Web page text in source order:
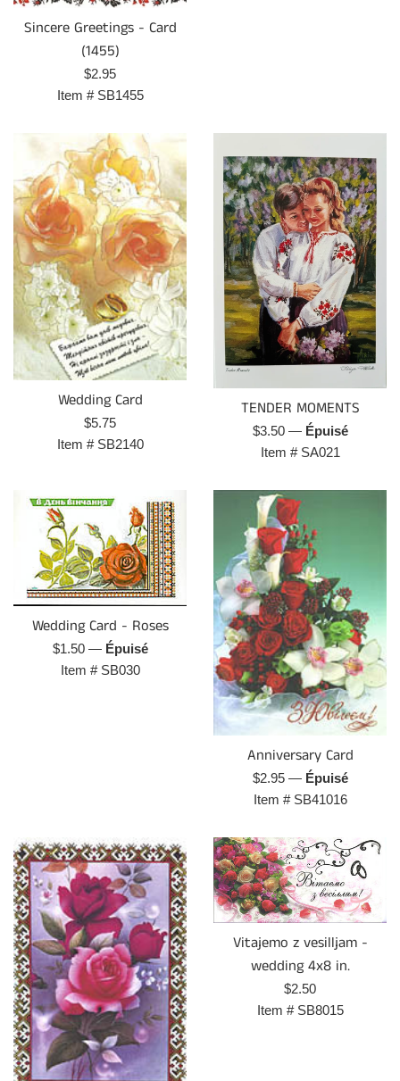
Sincere Greetings - Card
(1455)
Prix
régulier
$2.95
Item # SB1455
Wedding Card
Prix
régulier
$5.75
Item # SB2140
TENDER MOMENTS
Prix
régulier
$3.50 — Épuisé
Item # SA021
Wedding Card - Roses
Prix
régulier
$1.50 — Épuisé
Item # SB030
Anniversary Card
Prix
régulier
$2.95 — Épuisé
Item # SB41016
Vitajemo z vesilljam -
wedding 4x8 in.
Prix
régulier
$2.50
Item # SB8015